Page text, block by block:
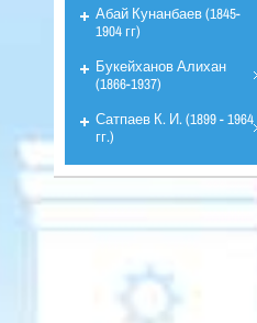
Абай Кунанбаев (1845-
1904 гг)
Букейханов Алихан
(1866-1937)
Сатпаев К. И. (1899 - 1964
гг.)